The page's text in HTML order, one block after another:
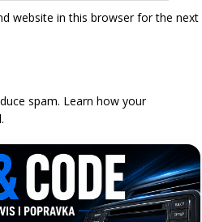
website in this browser for the next
spam. Learn how your